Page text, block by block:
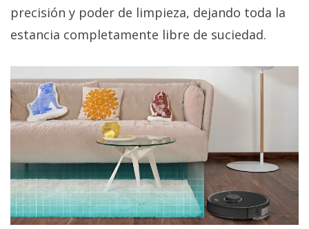
2026.Algunos
derechos
reservados
precisión y poder de limpieza, dejando toda la
estancia completamente libre de suciedad.